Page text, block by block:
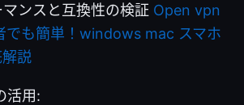
ンスと互換性の検証 Open vpn
でも簡単！windows mac スマホ
説
活用: